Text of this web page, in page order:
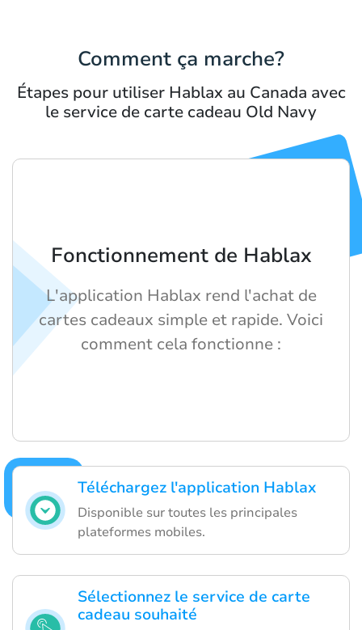
Comment ça marche?
Étapes pour utiliser Hablax au Canada avec
le service de carte cadeau Old Navy
Téléchargez l'application Hablax
Disponible sur toutes les principales
plateformes mobiles.
Sélectionnez le service de carte
cadeau souhaité
Fonctionnement de Hablax
L'application Hablax rend l'achat de
cartes cadeaux simple et rapide. Voici
comment cela fonctionne :